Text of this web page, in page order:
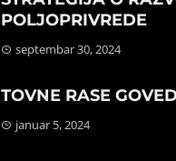
POLJOPRIVREDE
septembar 30, 2024
TOVNE RASE
januar 5, 2024